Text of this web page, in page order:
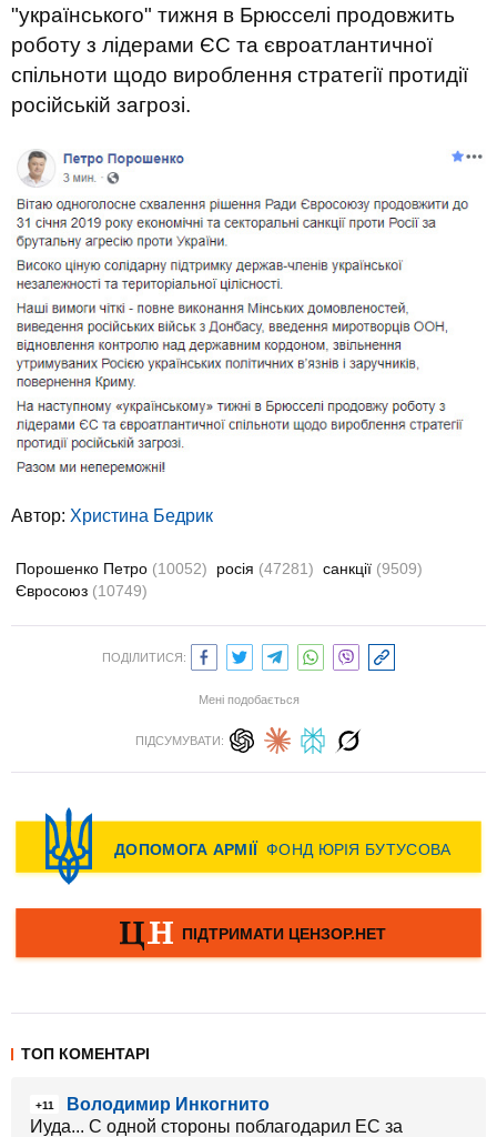
"українського" тижня в Брюсселі продовжить
роботу з лідерами ЄС та євроатлантичної
спільноти щодо вироблення стратегії протидії
російській загрозі.
Автор: Христина Бедрик
Порошенко Петро (10052) росія (47281) санкції (9509)
Євросоюз (10749)
ПОДІЛИТИСЯ:
Мені подобається
ПІДСУМУВАТИ:
ТОП КОМЕНТАРІ
+11
Володимир Инкогнито
Иуда... С одной стороны поблагодарил ЕС за